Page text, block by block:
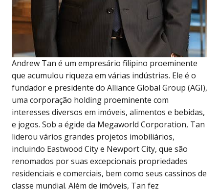
Andrew Tan é um empresário filipino proeminente
que acumulou riqueza em várias indústrias. Ele é o
fundador e presidente do Alliance Global Group (AGI),
uma corporação holding proeminente com
interesses diversos em imóveis, alimentos e bebidas,
e jogos. Sob a égide da Megaworld Corporation, Tan
liderou vários grandes projetos imobiliários,
incluindo Eastwood City e Newport City, que são
renomados por suas excepcionais propriedades
residenciais e comerciais, bem como seus cassinos de
classe mundial. Além de imóveis, Tan fez